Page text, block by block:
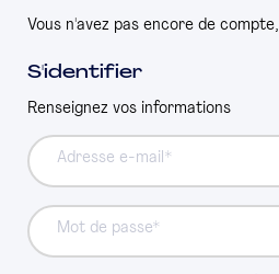
ÉVÉNEMENTS
Vous n'avez pas encore de compte,
S'identifier
Renseignez vos informations
Adresse e-mail
Mot de passe